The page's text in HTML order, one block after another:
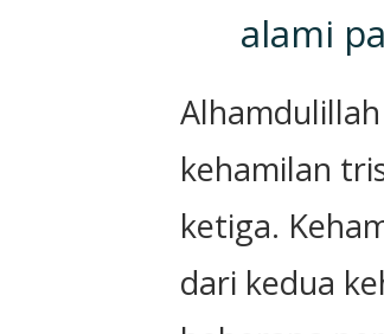
alami
kehamilan
ketiga.
dari kedua